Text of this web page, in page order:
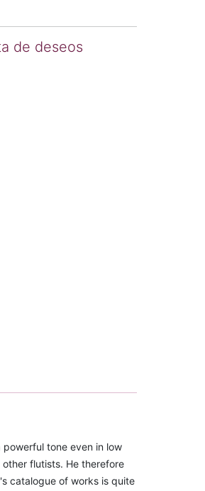
de deseos
tone even in low
flutists. He therefore
catalogue of works is quite